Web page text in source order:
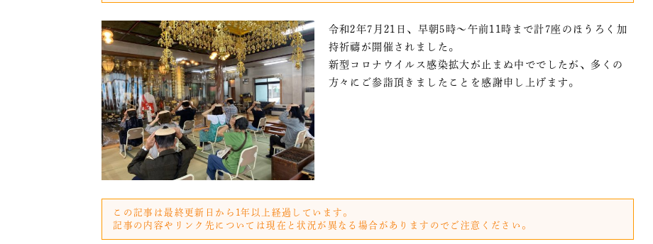
令和2年7月21日、早朝5時～午前11時まで計7座のほうろく加
持祈禱が開催されました。
新型コロナウイルス感染拡大が止まぬ中ででしたが、多くの
方々にご参詣頂きましたことを感謝申し上げます。
この記事は最終更新日から1年以上経過しています。
記事の内容やリンク先については現在と状況が異なる場合がありますのでご注意ください。